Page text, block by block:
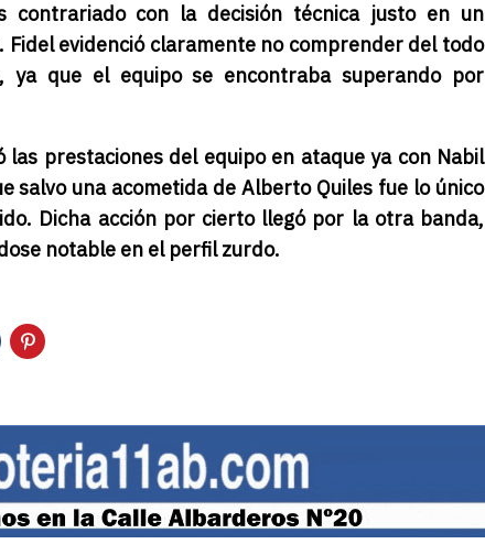
contrariado con la decisión técnica justo en un
Fidel evidenció claramente no comprender del todo
que el equipo se encontraba superando por
prestaciones del equipo en ataque ya con Nabil
salvo una acometida de Alberto Quiles fue lo único
Dicha acción por cierto llegó por la otra banda,
notable en el perfil zurdo.